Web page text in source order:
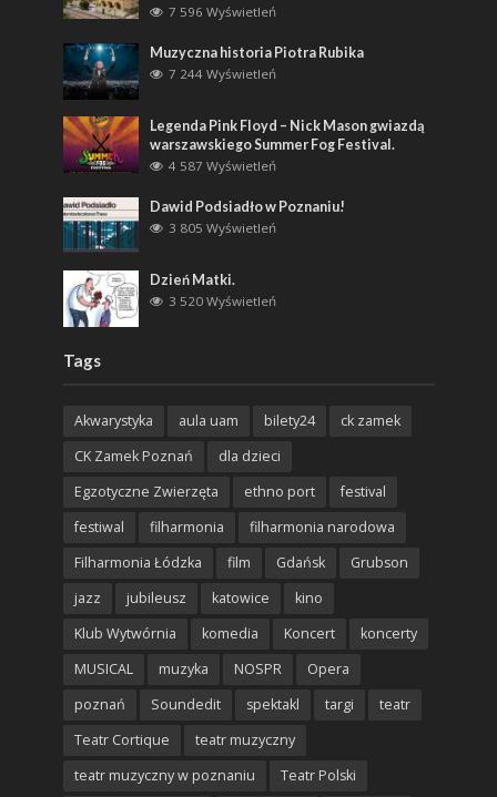
7 596 Wyświetleń
Muzyczna historia Piotra Rubika
7 244 Wyświetleń
Legenda Pink Floyd – Nick Mason gwiazdą
warszawskiego Summer Fog Festival.
4 587 Wyświetleń
Dawid Podsiadło w Poznaniu!
3 805 Wyświetleń
Dzień Matki.
3 520 Wyświetleń
Tags
Akwarystyka aula uam bilety24
ck zamek
CK Zamek Poznań
dla dzieci
Egzotyczne Zwierzęta
ethno port
festival
festiwal
filharmonia
filharmonia narodowa
Filharmonia Łódzka
film Gdańsk
Grubson
jazz
jubileusz katowice
kino
Klub Wytwórnia
komedia Koncert
koncerty
MUSICAL
muzyka NOSPR
Opera
poznań
Soundedit spektakl targi
teatr
Teatr Cortique
teatr muzyczny
teatr muzyczny w poznaniu
Teatr Polski